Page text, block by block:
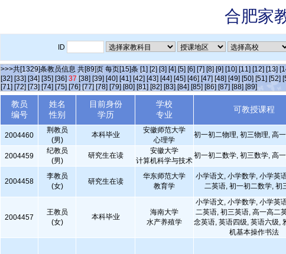
合肥家
ID
>>>共[1329]条教员信息 共[89]页 每页[15]条 [1] [2] [3] [4] [5] [6] [7] [8] [9] [10] [11] [12] [13]
[32] [33] [34] [35] [36] 37 [38] [39] [40] [41] [42] [43] [44] [45] [46] [47] [48] [49] [50] [51] [52]
[71] [72] [73] [74] [75] [76] [77] [78] [79] [80] [81] [82] [83] [84] [85] [86] [87] [88] [89]
教员
编号
姓名
性别
目前身份
学历
学校
专业
可教授课程
2004460
荆教员
(男)
本科毕业
安徽师范大学
心理学
初一初二物理, 初三物理, 高
2004459
纪教员
(男)
研究生在读
安徽大学
计算机科学与技术
初一初二数学, 初三数学, 高
2004458
李教员
(女)
研究生在读
华东师范大学
教育学
小学语文, 小学数学, 小学英
二英语, 初一初二数学, 初
2004457
王教员
(女)
本科毕业
海南大学
水产养殖学
小学语文, 小学数学, 小学英
二英语, 初三英语, 高一高二
念英语, 英语四级, 英语六级,
机基本操作书法